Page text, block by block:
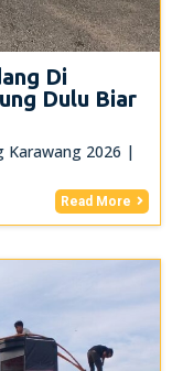
Di
Dulu Biar
Karawang 2026 |
Read More